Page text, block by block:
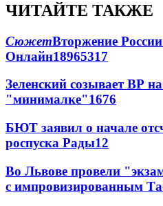
ЧИТАЙТЕ ТАКЖЕ
СюжетВторжение
Онлайн18965317
Зеленский созывает ВР
"минималке"1676
БЮТ заявил о начале
роспуска Рады12
Во Львове провели
с импровизированным